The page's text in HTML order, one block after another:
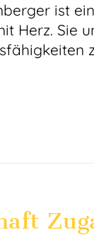
ist
Herz. Sie